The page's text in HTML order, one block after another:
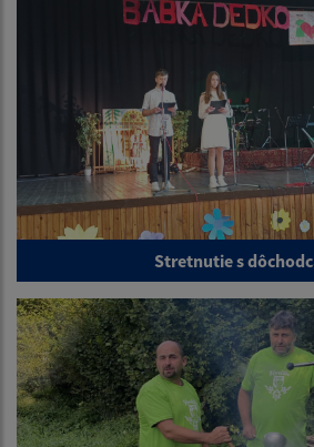
Stretnutie s